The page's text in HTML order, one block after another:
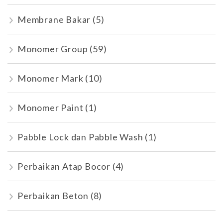
Membrane Bakar (5)
Monomer Group (59)
Monomer Mark (10)
Monomer Paint (1)
Pabble Lock dan Pabble Wash (1)
Perbaikan Atap Bocor (4)
Perbaikan Beton (8)